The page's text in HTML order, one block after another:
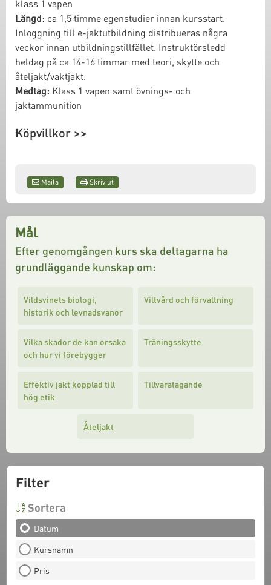
klass 1 vapen
Längd: ca 1,5 timme egenstudier innan kursstart.
Inloggning till e-jaktutbildning distribueras några
veckor innan utbildningstillfället. Instruktörsledd
heldag på ca 14-16 timmar med teori, skytte och
åteljakt/vaktjakt.
Medtag: Klass 1 vapen samt övnings- och
jaktammunition
Köpvillkor >>
Maila Skriv ut
Mål
Efter genomgången kurs ska deltagarna ha
grundläggande kunskap om:
Vildsvinets biologi,
historik och levnadsvanor
Viltvård och förvaltning
Vilka skador de kan orsaka
och hur vi förebygger
Träningsskytte
Effektiv jakt kopplad till
hög etik
Tillvaratagande
Åteljakt
Filter
Sortera
Datum
Kursnamn
Pris